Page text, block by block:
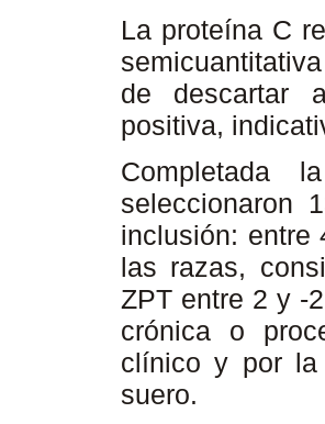
La proteína C
de descartar
positiva,
Completada
seleccionaron
inclusión: entre
las razas,
ZPT entre 2 y -
crónica o
clínico y por la
suero.